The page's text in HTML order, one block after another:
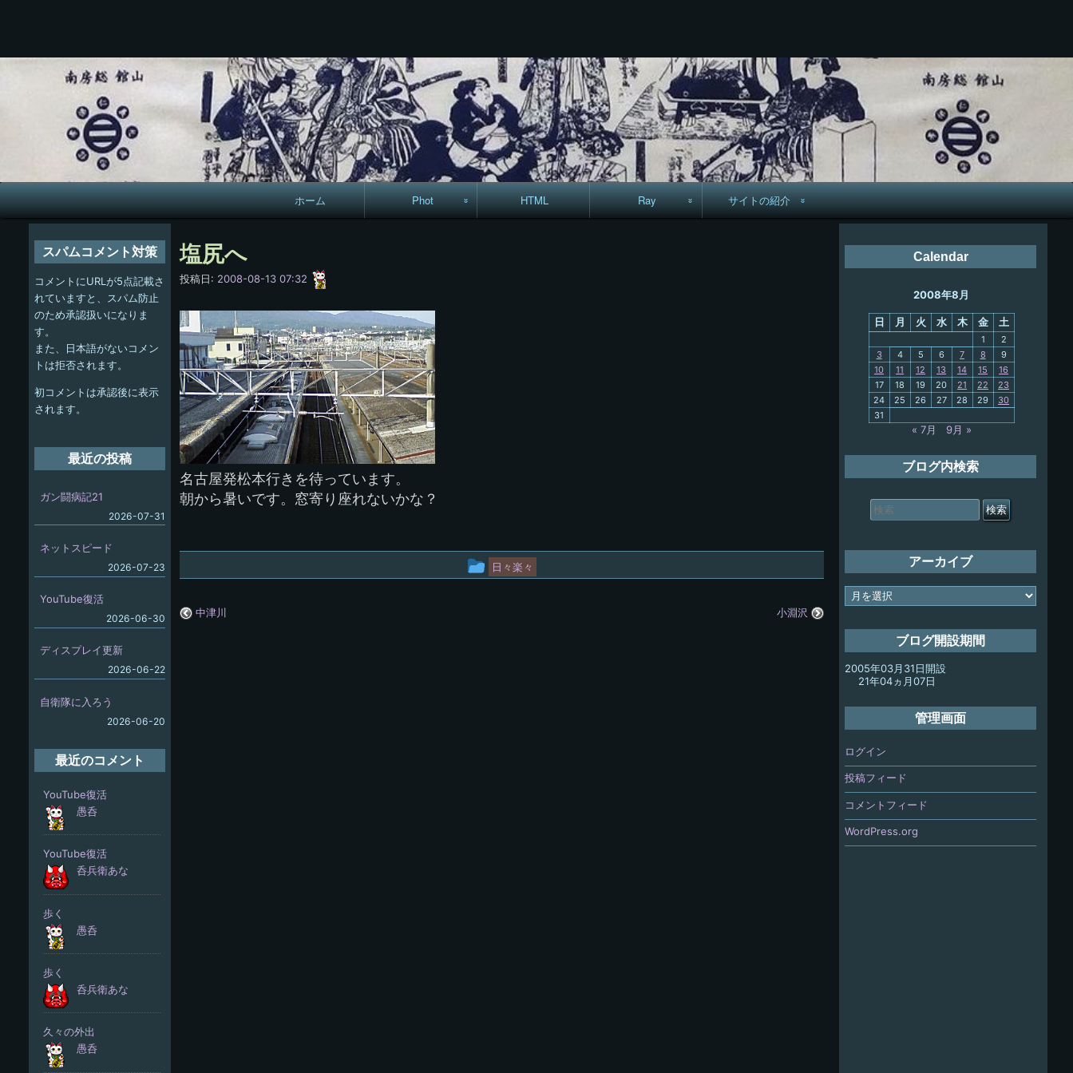
ン
ツ
へ
ス
キ
ッ
プ
メ
イ
ホーム Phot
手拭いの旅
HTML Ray サイトの紹介
塩尻へ
投稿日: 2008-08-13 07:32
名古屋発松本行きを待っています。
朝から暑いです。窓寄り座れないかな？
投
日々楽々
中津川 小淵沢
Calendar
2008年8月
日 月 火 水 木 金 土
1
2
3
4 5 6 7 8
9
10
11 12 13 14 15
16
17
18 19 20 21 22
23
24
25 26 27 28 29
30
31
« 7月 9月 »
ブログ内検索
索
対
アーカイブ
ア
ー
ブ
ブログ開設期間
2005年03月31日開設
21年04ヵ月07日
管理画面
ログイン
投稿フィード
コメントフィード
WordPress.org
スパムコメント対策
コメントにURLが5点記載さ
れていますと、スパム防止
のため承認扱いになりま
す。
また、日本語がないコメン
トは拒否されます。
初コメントは承認後に表示
されます。
最近の投稿
ガン闘病記21
2026-07-31
ネットスピード
2026-07-23
YouTube復活
2026-06-30
ディスプレイ更新
2026-06-22
自衛隊に入ろう
2026-06-20
最近のコメント